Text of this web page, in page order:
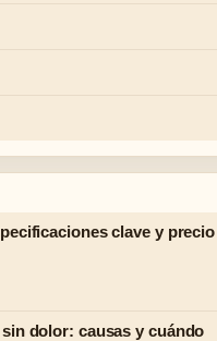
clave y
dolor: causas y cuándo